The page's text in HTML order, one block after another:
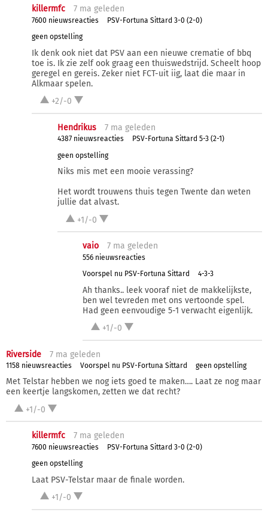
killermfc 7 ma geleden
7600 nieuwsreacties
PSV-Fortuna Sittard 3-0 (2-0)
geen opstelling
Ik denk ook niet dat PSV aan een nieuwe crematie of bbq
toe is. Ik zie zelf ook graag een thuiswedstrijd. Scheelt hoop
geregel en gereis. Zeker niet FCT-uit iig, laat die maar in
Alkmaar spelen.
+2/-0
Hendrikus 7 ma geleden
4387 nieuwsreacties
PSV-Fortuna Sittard 5-3 (2-1)
geen opstelling
Niks mis met een mooie verassing?
Het wordt trouwens thuis tegen Twente dan weten
jullie dat alvast.
+1/-0
vaio 7 ma geleden
556 nieuwsreacties
Voorspel nu PSV-Fortuna Sittard
4-3-3
Ah thanks.. leek vooraf niet de makkelijkste,
ben wel tevreden met ons vertoonde spel.
Had geen eenvoudige 5-1 verwacht eigenlijk.
+1/-0
Riverside 7 ma geleden
1158 nieuwsreacties Voorspel nu PSV-Fortuna Sittard geen opstelling
Met Telstar hebben we nog iets goed te maken…. Laat ze nog maar
een keertje langskomen, zetten we dat recht?
+1/-0
killermfc 7 ma geleden
7600 nieuwsreacties
PSV-Fortuna Sittard 3-0 (2-0)
geen opstelling
Laat PSV-Telstar maar de finale worden.
+1/-0